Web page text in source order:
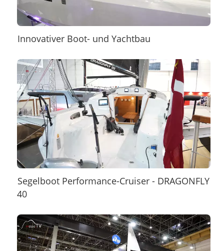
Innovativer Boot- und Yachtbau
Segelboot Performance-Cruiser - DRAGONFLY
40